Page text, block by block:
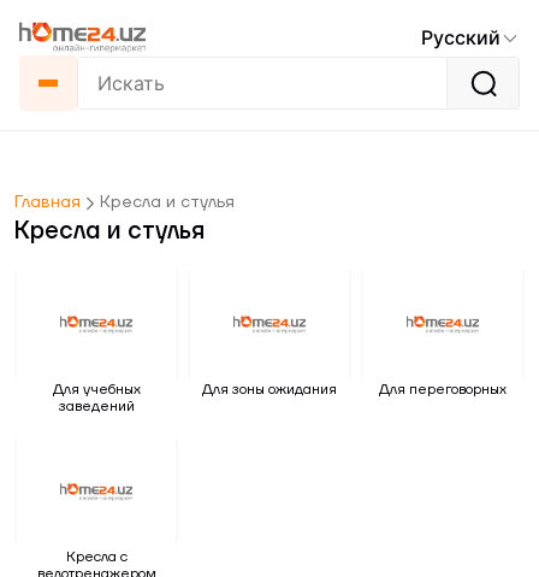
Русский
Главная Кресла и стулья
Кресла и стулья
Для учебных
заведений
Для зоны ожидания Для переговорных
Кресла с